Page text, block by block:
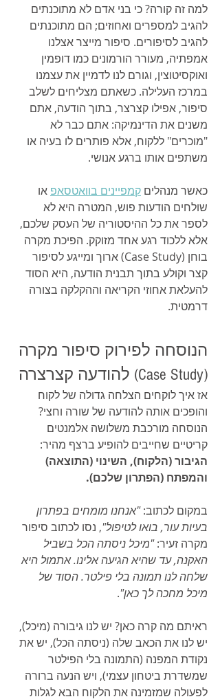
למה זה קורה? כי בני אדם לא מתוכנתים
להגיב למספרים ואחוזים; הם מתוכנתים
להגיב לסיפורים. סיפור מייצר אצלנו
אמפתיה, מעורר הורמונים כמו דופמין
ואוקסיטוצין, וגורם לנו לדמיין את עצמנו
במרכז העלילה. כשאתם מצליחים לשלב
סיפור, אפילו קצרצר, בתוך הודעה, אתם
משנים את הדינמיקה: אתם כבר לא
"מוכרים" ללקוח, אלא פותרים לו בעיה או
משתפים אותו ברגע אנושי.
כאשר מנהלים קמפיינים בוואטסאפ או
שולחים הודעות פוש, המטרה היא לא
לספר את כל ההיסטוריה של העסק שלכם,
אלא ללכוד רגע אחד מזוקק. הפיכת מקרה
בוחן (Case Study) ארוך ומייגע לסיפור
קצר וקולע בתוך תבנית הודעה, היא הסוד
להעלאת אחוזי הקריאה וההקלקה בצורה
דרמטית.
הנוסחה לפירוק סיפור מקרה
(Case Study) להודעה קצרצרה
אז איך לוקחים הצלחה גדולה של לקוח
והופכים אותה להודעה של שורה וחצי?
הנוסחה מורכבת משלושה אלמנטים
קריטיים שחייבים להופיע ברצף מהיר:
הגיבור (הלקוח), השינוי (התוצאה)
והמפתח (הפתרון שלכם).
במקום לכתוב: "אנחנו מומחים בפתרון
בעיות עור, בואו לטיפול", נסו לכתוב סיפור
מקרה זעיר: "מיכל ניסתה הכל בשביל
האקנה, עד שהיא הגיעה אלינו. אתמול היא
שלחה לנו תמונה בלי פילטר. הסוד של
מיכל מחכה לך כאן".
ראיתם מה קרה כאן? יש לנו גיבורה (מיכל),
יש לנו את הכאב שלה (ניסתה הכל), יש את
נקודת המפנה (התמונה בלי הפילטר
שמשדרת ביטחון עצמי), ויש הנעה ברורה
לפעולה שמזמינה את הלקוח הבא לגלות